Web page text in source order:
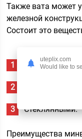
Также вата может
железной
Состоит это
Каменными.
Стеклянными.
Преимущества
uteplix.com
Would like to